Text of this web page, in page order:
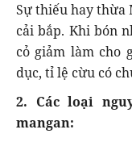
Sự thiếu hay
cải bắp. Khi bón
cỏ giảm làm cho
dục, tỉ lệ cừu có
2. Các loại
mangan: